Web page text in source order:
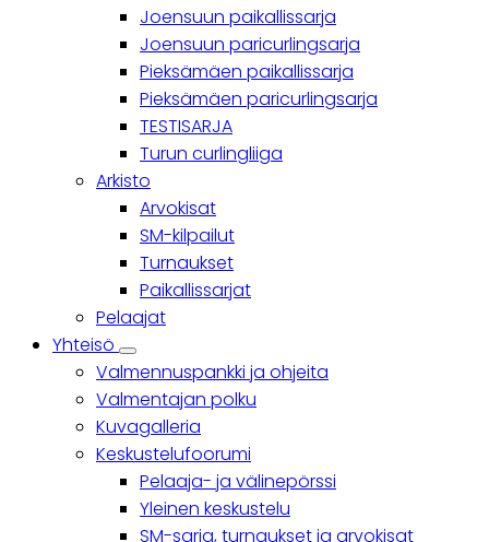
Joensuun paikallissarja
Joensuun paricurlingsarja
Pieksämäen paikallissarja
Pieksämäen paricurlingsarja
TESTISARJA
Turun curlingliiga
Arkisto
Arvokisat
SM-kilpailut
Turnaukset
Paikallissarjat
Pelaajat
Yhteisö
Yhteisö
sub-
navigation
Valmennuspankki ja ohjeita
Valmentajan polku
Kuvagalleria
Keskustelufoorumi
Pelaaja- ja välinepörssi
Yleinen keskustelu
SM-sarja, turnaukset ja arvokisat